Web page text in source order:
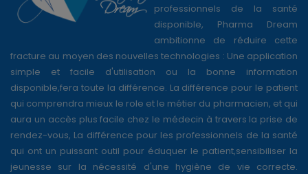
professionnels de la santé
disponible, Pharma Dream
ambitionne de réduire cette
fracture au moyen des nouvelles technologies : Une application
simple et facile d'utilisation ou la bonne information
disponible,fera toute la différence. La différence pour le patient
qui comprendra mieux le role et le métier du pharmacien, et qui
aura un accès plus facile chez le médecin à travers la prise de
rendez-vous, La différence pour les professionnels de la santé
qui ont un puissant outil pour éduquer le patient,sensibiliser la
jeunesse sur la nécessité d'une hygiène de vie correcte.